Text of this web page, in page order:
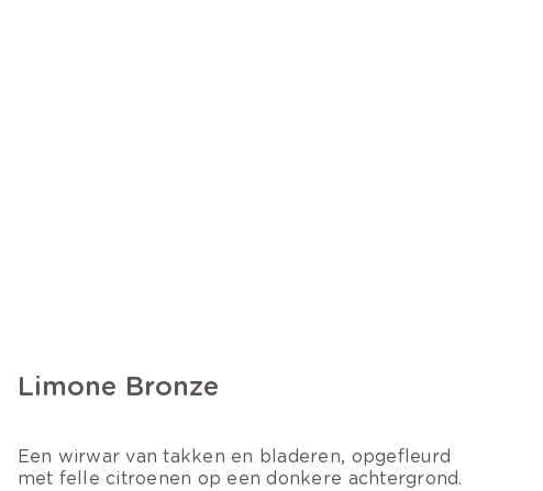
Limone Bronze
Een wirwar van takken en bladeren, opgefleurd
met felle citroenen op een donkere achtergrond.